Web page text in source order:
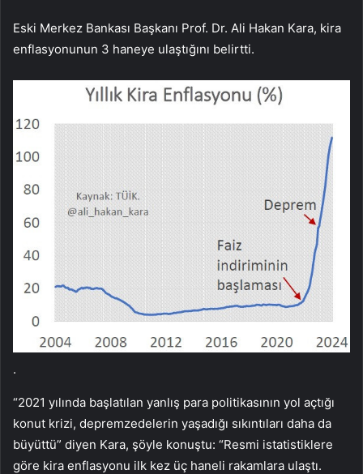
Eski Merkez Bankası Başkanı Prof. Dr. Ali Hakan Kara, kira
enflasyonunun 3 haneye ulaştığını belirtti.
.
“2021 yılında başlatılan yanlış para politikasının yol açtığı
konut krizi, depremzedelerin yaşadığı sıkıntıları daha da
büyüttü” diyen Kara, şöyle konuştu: “Resmi istatistiklere
göre kira enflasyonu ilk kez üç haneli rakamlara ulaştı.